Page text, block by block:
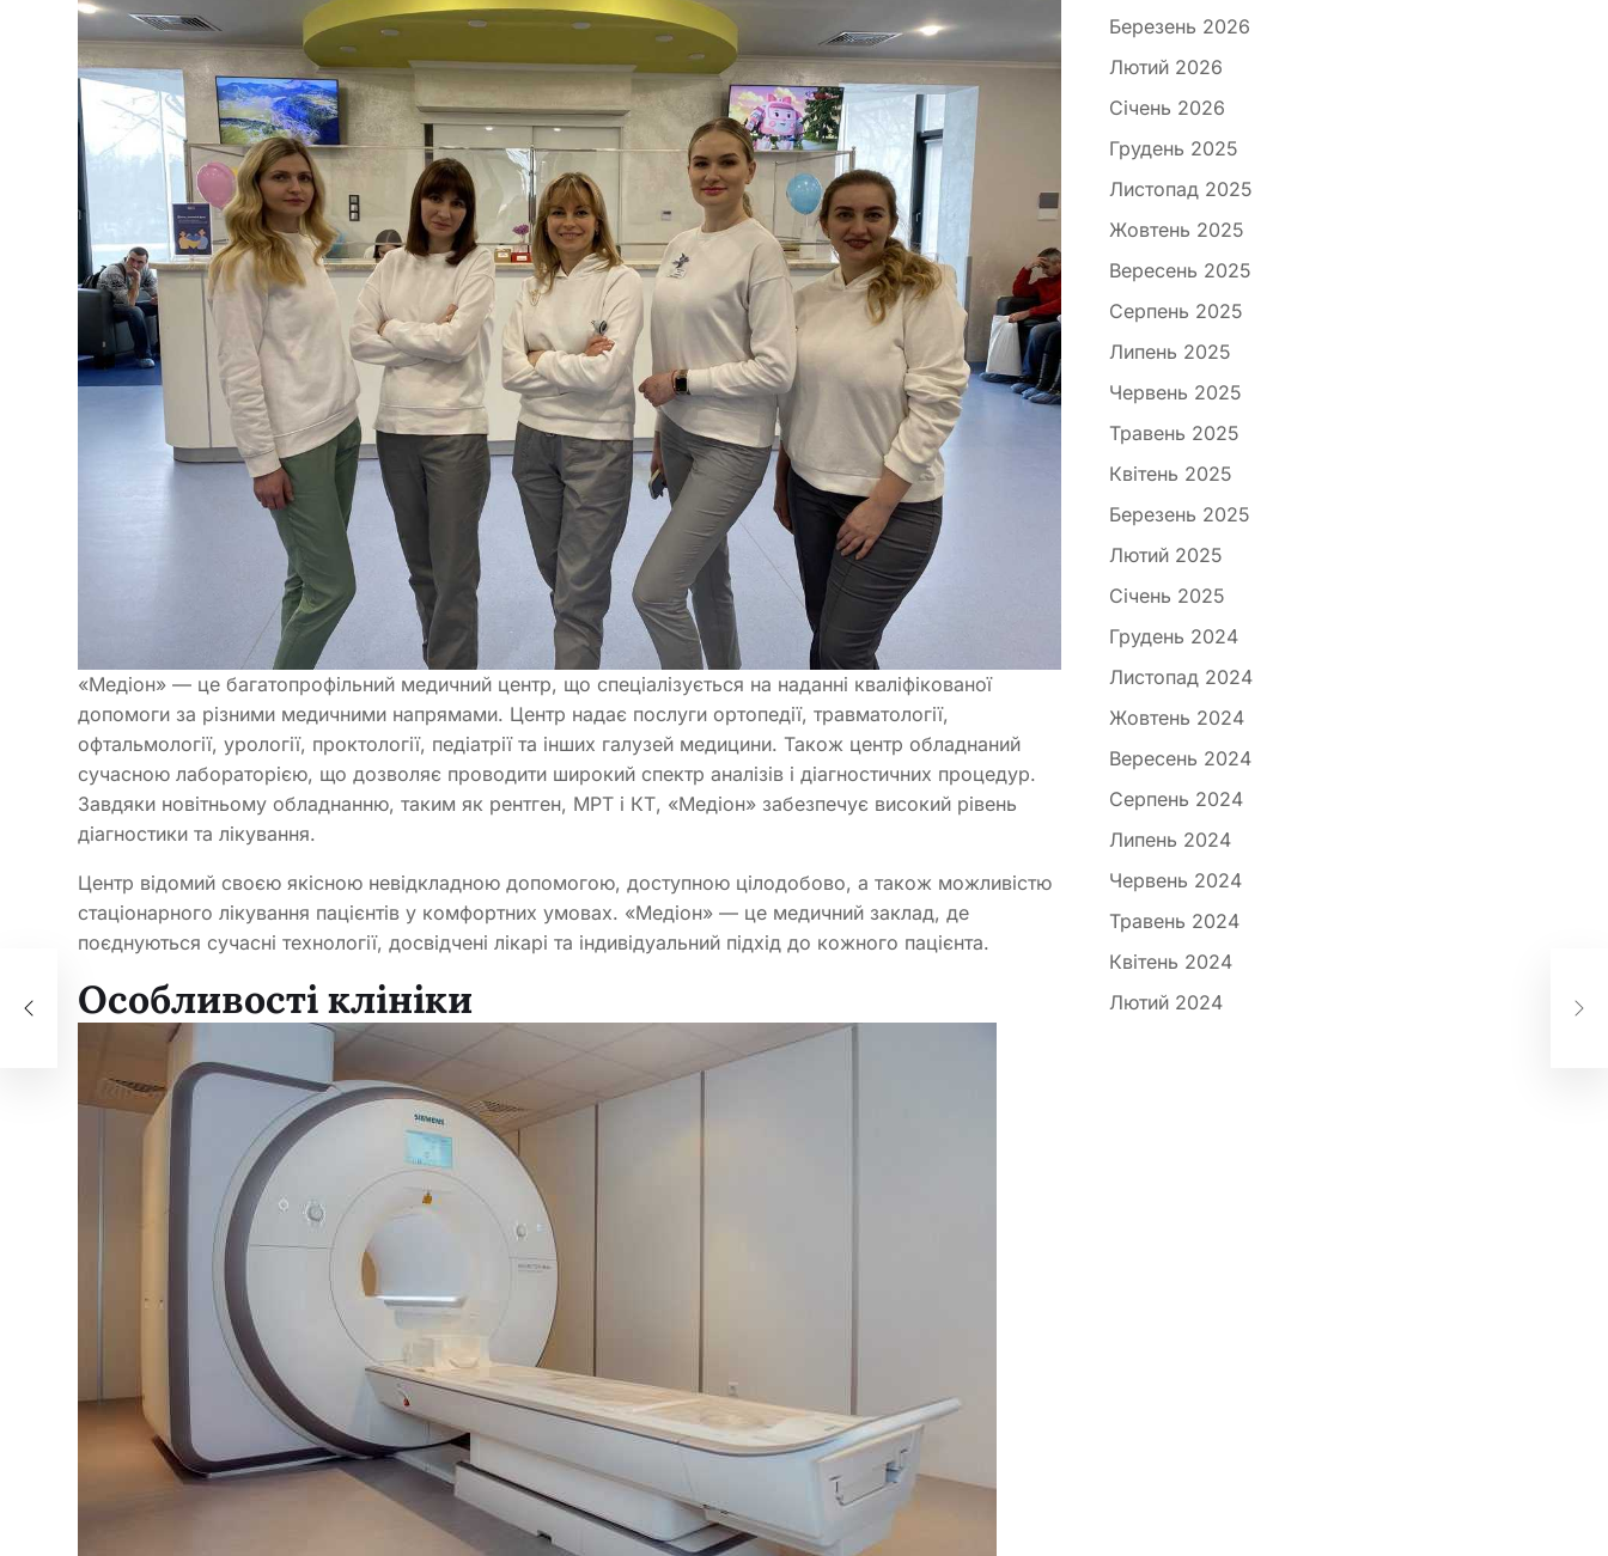
«Медіон» — це багатопрофільний медичний центр, що спеціалізується на наданні кваліфікованої
допомоги за різними медичними напрямами. Центр надає послуги ортопедії, травматології,
офтальмології, урології, проктології, педіатрії та інших галузей медицини. Також центр обладнаний
сучасною лабораторією, що дозволяє проводити широкий спектр аналізів і діагностичних процедур.
Завдяки новітньому обладнанню, таким як рентген, МРТ і КТ, «Медіон» забезпечує високий рівень
діагностики та лікування.
Центр відомий своєю якісною невідкладною допомогою, доступною цілодобово, а також можливістю
стаціонарного лікування пацієнтів у комфортних умовах. «Медіон» — це медичний заклад, де
поєднуються сучасні технології, досвідчені лікарі та індивідуальний підхід до кожного пацієнта.
Особливості клініки
Березень 2026
Лютий 2026
Січень 2026
Грудень 2025
Листопад 2025
Жовтень 2025
Вересень 2025
Серпень 2025
Липень 2025
Червень 2025
Травень 2025
Квітень 2025
Березень 2025
Лютий 2025
Січень 2025
Грудень 2024
Листопад 2024
Жовтень 2024
Вересень 2024
Серпень 2024
Липень 2024
Червень 2024
Травень 2024
Квітень 2024
Лютий 2024